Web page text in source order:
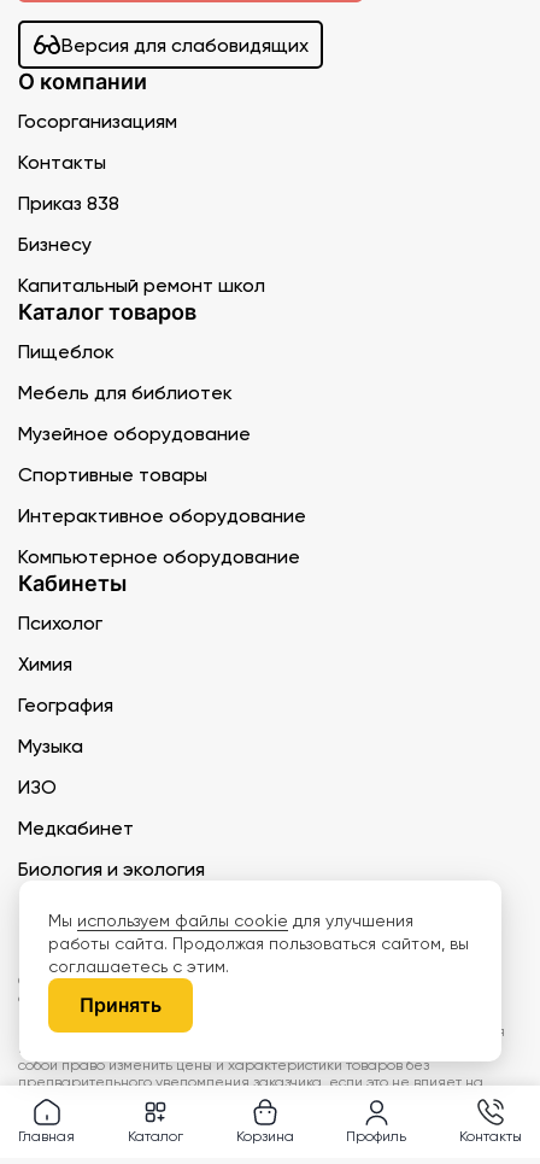
Версия для слабовидящих
О компании
Госорганизациям
Контакты
Приказ 838
Бизнесу
Капитальный ремонт школ
Каталог товаров
Пищеблок
Мебель для библиотек
Музейное оборудование
Спортивные товары
Интерактивное оборудование
Компьютерное оборудование
Кабинеты
Психолог
Химия
География
Музыка
ИЗО
Медкабинет
Биология и экология
Технология
ООО «Дети наше будущее» ИНН 6671165273 ОГРН 1216600030250 КПП
667101001 БИК 046577674
Информация на сайте не является публичной офертой. Изображения
могут отличаться от поставляемых товаров. Поставщик оставляет за
собой право изменить цены и характеристики товаров без
предварительного уведомления заказчика, если это не влияет на
качество поставляемой продукции. Мы используем cookie, чтобы делать
сайт лучше. Пользуясь сайтом, вы соглашаетесь справилами
обработки персональных данных и политикой конфиденциальности.
Главная Каталог Корзина Профиль Контакты
Мы используем файлы cookie для улучшения
работы сайта. Продолжая пользоваться сайтом, вы
соглашаетесь с этим.
Принять